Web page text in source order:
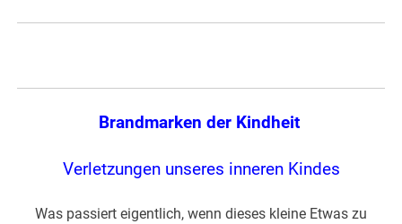
Brandmarken der Kindheit
Verletzungen unseres inneren Kindes
Was passiert eigentlich, wenn dieses kleine Etwas zu